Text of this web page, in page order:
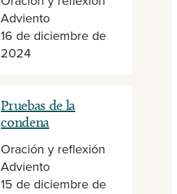
Adviento
16 de diciembre de
2024
Pruebas de la
condena
Oración y reflexión
Adviento
15 de diciembre de